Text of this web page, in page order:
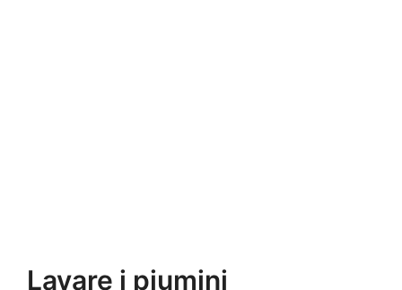
Lavare i piumini